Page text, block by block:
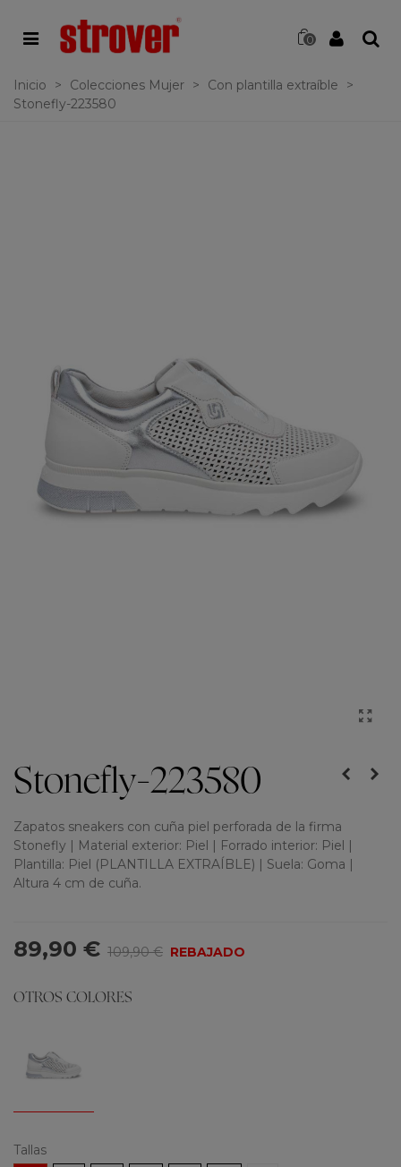
0
Inicio > Colecciones Mujer > Con plantilla extraíble
>
Stonefly-223580
Stonefly-223580
Zapatos sneakers con cuña piel perforada de la firma
Stonefly | Material exterior: Piel | Forrado interior: Piel |
Plantilla: Piel (PLANTILLA EXTRAÍBLE) | Suela: Goma |
Altura 4 cm de cuña.
89,90 € 109,90 € REBAJADO
OTROS COLORES
Tallas